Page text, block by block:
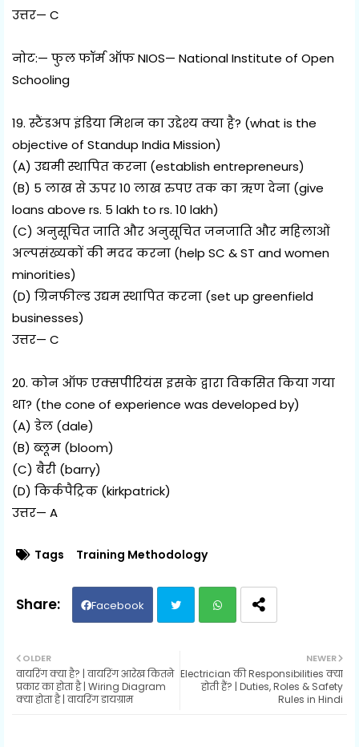
उत्तर— C
नोट:— फुल फॉर्म ऑफ NIOS— National Institute of Open
Schooling
19. स्टैंडअप इंडिया मिशन का उद्देश्य क्या है? (what is the
objective of Standup India Mission)
(A) उद्यमी स्थापित करना (establish entrepreneurs)
(B) 5 लाख से ऊपर 10 लाख रुपए तक का ऋण देना (give
loans above rs. 5 lakh to rs. 10 lakh)
(C) अनुसूचित जाति और अनुसूचित जनजाति और महिलाओं
अल्पसंख्यकों की मदद करना (help SC & ST and women
minorities)
(D) ग्रिनफील्ड उद्यम स्थापित करना (set up greenfield
businesses)
उत्तर— C
20. कोन ऑफ एक्सपीरियंस इसके द्वारा विकसित किया गया
था? (the cone of experience was developed by)
(A) डेल (dale)
(B) ब्लूम (bloom)
(C) बैरी (barry)
(D) किर्कपैट्रिक (kirkpatrick)
उत्तर— A
Tags Training Methodology
Facebook
ter ats
NEWER
Electrician की Responsibilities क्या
होती हैं? | Duties, Roles & Safety
Rules in Hindi
OLDER
वायरिंग क्या है? | वायरिंग आरेख कितने
प्रकार का होता है | Wiring Diagram
क्या होता है | वायरिंग डायग्राम